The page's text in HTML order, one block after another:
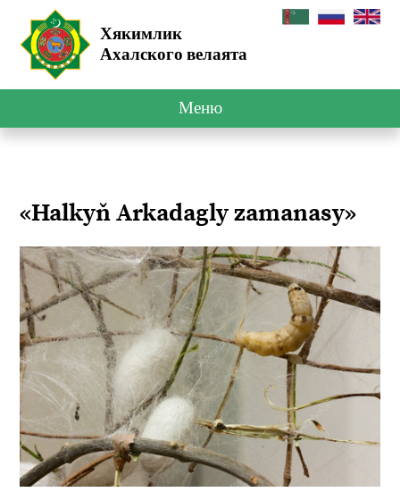
Хякимлик
Ахалского велаята
Меню
«Halkyň Arkadagly zamanasy»